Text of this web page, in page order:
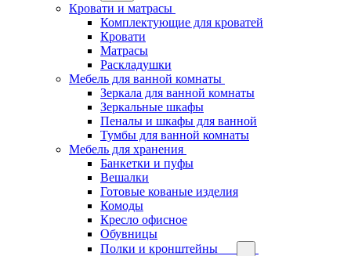
Кровати и матрасы
Комплектующие для кроватей
Кровати
Матрасы
Раскладушки
Мебель для ванной комнаты
Зеркала для ванной комнаты
Зеркальные шкафы
Пеналы и шкафы для ванной
Тумбы для ванной комнаты
Мебель для хранения
Банкетки и пуфы
Вешалки
Готовые кованые изделия
Комоды
Кресло офисное
Обувницы
Полки и кронштейны